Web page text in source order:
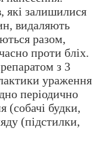
які залишилися
видаляють
разом,
проти бліх.
з 3
ураження
періодично
(собачі будки,
(підстилки,